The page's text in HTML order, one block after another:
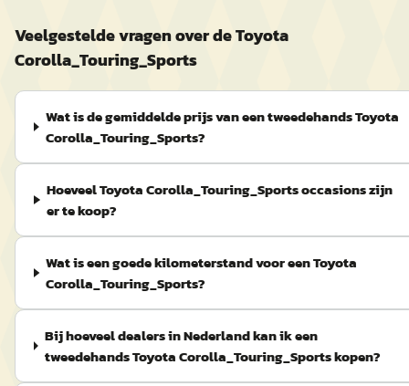
Veelgestelde vragen over de Toyota
Corolla_Touring_Sports
Wat is de gemiddelde prijs van een tweedehands Toyota
Corolla_Touring_Sports?
Hoeveel Toyota Corolla_Touring_Sports occasions zijn
er te koop?
Wat is een goede kilometerstand voor een Toyota
Corolla_Touring_Sports?
Bij hoeveel dealers in Nederland kan ik een
tweedehands Toyota Corolla_Touring_Sports kopen?